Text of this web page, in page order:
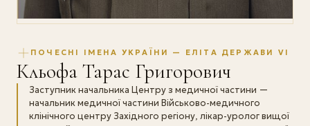
ПОЧЕСНІ ІМЕНА УКРАЇНИ — ЕЛІТА ДЕРЖАВИ VI
Кльофа Тарас Григорович
Заступник начальника Центру з медичної частини —
начальник медичної частини Військово-медичного
клінічного центру Західного регіону, лікар-уролог вищої